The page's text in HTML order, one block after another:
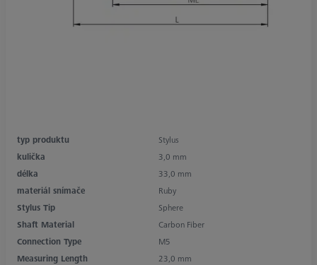
typ produktu
Stylus
kulička
3,0 mm
délka
33,0 mm
materiál snímače
Ruby
Stylus Tip
Sphere
Shaft Material
Carbon Fiber
Connection Type
M5
Measuring Length
23,0 mm